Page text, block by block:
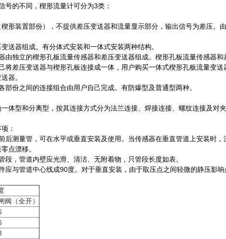
号的不同，楔形流量计可分为3类：
形装置部份），不提供差压变送器和流量显示部分，输出信号为差压。
送器组成。有分体式安装和一体式安装两种结构。
由独立的楔形孔板流量传感器和差压变送器组成。楔形孔板流量传感器和
将差压变送器与楔形孔板连接成一体，用户购买一体式楔形孔板流量变
器。
部份之间的连接组合由用户自己完成。有防爆型及普通型两种。
体型和分离型，按其连接方式分为法兰连接、焊接连接、螺纹连接及对
：
后测量管，可在水平或垂直安装及使用。当传感器在垂直管道上安装时
点漂移。
段，管道内壁应光滑、清洁、无附着物，只管段长度如表。
应与管道中心线成90度。对于垂直安装，由于取压点之间轻微的静压影响
阀（全开）